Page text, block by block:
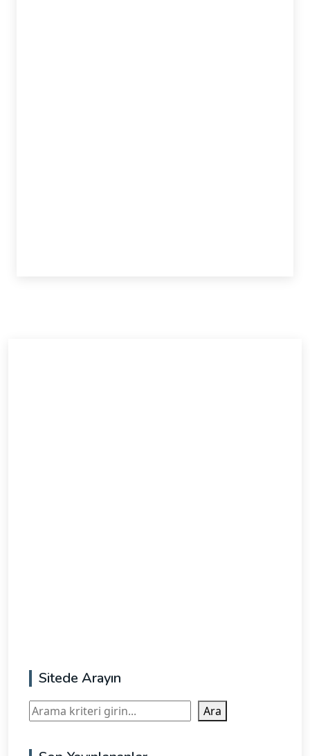
Sitede Arayın
Ara Ara